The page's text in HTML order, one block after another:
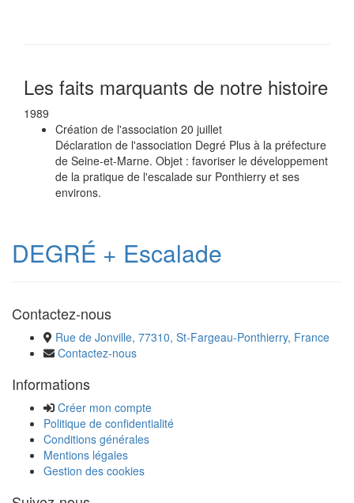
Les faits marquants de notre histoire
1989
Création de l'association 20 juillet
Déclaration de l'association Degré Plus à la préfecture
de Seine-et-Marne. Objet : favoriser le développement
de la pratique de l'escalade sur Ponthierry et ses
environs.
DEGRÉ + Escalade
Contactez-nous
Rue de Jonville, 77310, St-Fargeau-Ponthierry, France
Contactez-nous
Informations
Créer mon compte
Politique de confidentialité
Conditions générales
Mentions légales
Gestion des cookies